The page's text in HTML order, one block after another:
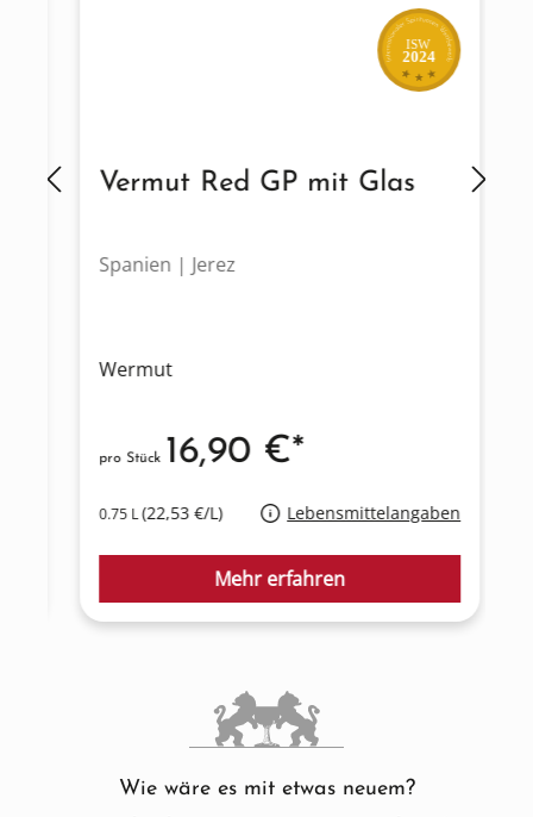
2024
ISW
Vermut Red GP mit Glas
Spanien | Jerez
Wermut
0.75 L (22,53 €/L) Lebensmittelangaben
pro Stück16,90 €*
Mehr erfahren
Wie wäre es mit etwas neuem?